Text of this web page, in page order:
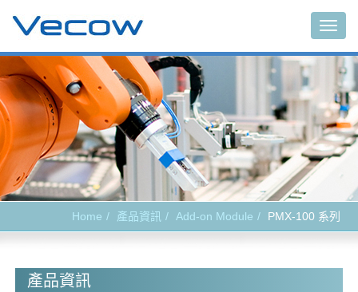
Home 產品資訊 Add-on Module PMX-100 系列
產品資訊